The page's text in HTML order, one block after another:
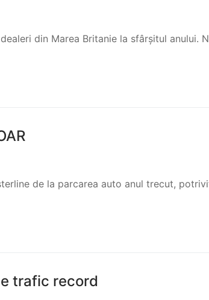
din Marea Britanie la sfârșitul anului.
de la parcarea auto anul trecut,
trafic record